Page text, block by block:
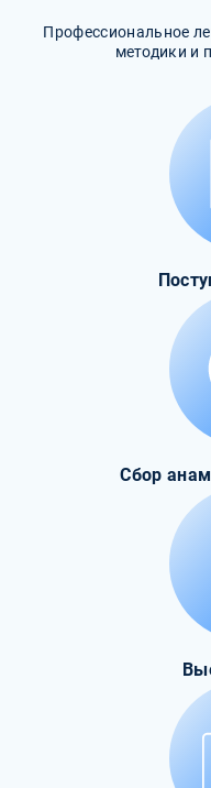
Профессиональное
методики и
Сбор